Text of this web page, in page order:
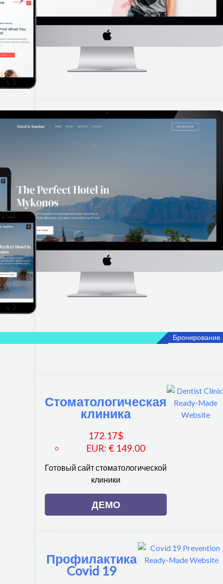
Бронирование
Стоматологическая
клиника
172.17$
EUR:€ 149.00
Готовый сайт стоматологической
клиники
ДЕМО
Профилактика
Covid 19